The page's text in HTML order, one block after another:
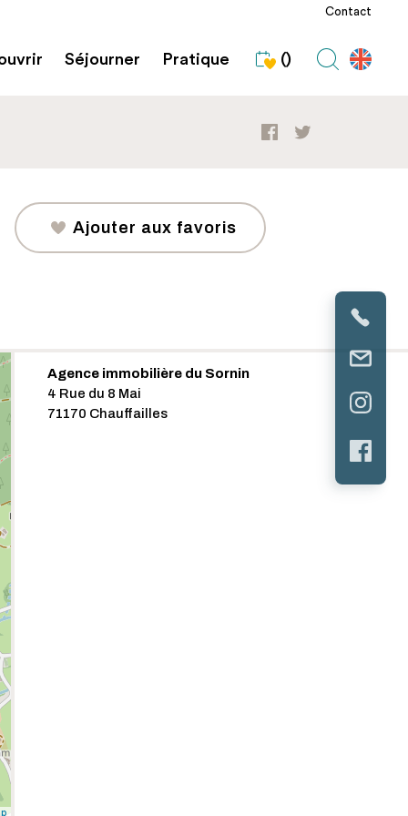
Contact
Séjourner Pratique ()
Ajouter aux favoris
Agence immobilière du Sornin
4 Rue du 8 Mai
71170 Chauffailles